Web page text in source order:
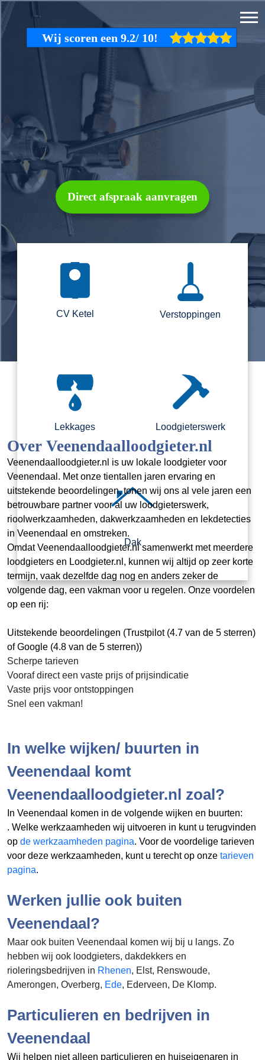
Direct afspraak aanvragen
CV Ketel Verstoppingen
Lekkages Loodgieterswerk
Dak
Over Veenendaalloodgieter.nl
Veenendaalloodgieter.nl is uw lokale loodgieter voor
Veenendaal. Met onze tientallen jaren ervaring en
uitstekende beoordelingen, tonen wij ons al vele jaren een
betrouwbare partner voor al uw loodgieterswerk,
rioolwerkzaamheden, dakwerkzaamheden en lekdetecties
in Veenendaal en omstreken.
Omdat Veenendaalloodgieter.nl samenwerkt met meerdere
loodgieters en Loodgieter.nl, kunnen wij altijd op zeer korte
termijn, vaak dezelfde dag nog en anders zeker de
volgende dag, een vakman voor u regelen. Onze voordelen
op een rij:
Uitstekende beoordelingen (Trustpilot (4.7 van de 5 sterren)
of Google (4.8 van de 5 sterren))
Scherpe tarieven
Vooraf direct een vaste prijs of prijsindicatie
Vaste prijs voor ontstoppingen
Snel een vakman!
In welke wijken/ buurten in
Veenendaal komt
Veenendaalloodgieter.nl zoal?
In Veenendaal komen in de volgende wijken en buurten:
. Welke werkzaamheden wij uitvoeren in kunt u terugvinden
op de werkzaamheden pagina. Voor de voordelige tarieven
voor deze werkzaamheden, kunt u terecht op onze tarieven
pagina.
Werken jullie ook buiten
Veenendaal?
Maar ook buiten Veenendaal komen wij bij u langs. Zo
hebben wij ook loodgieters, dakdekkers en
rioleringsbedrijven in Rhenen, Elst, Renswoude,
Amerongen, Overberg, Ede, Ederveen, De Klomp.
Particulieren en bedrijven in
Veenendaal
Wij helpen niet alleen particulieren en huiseigenaren in